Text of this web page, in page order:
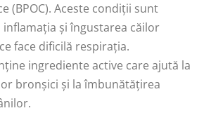
(BPOC). Aceste condiții sunt
și îngustarea căilor
face dificilă respirația.
ingrediente active care ajută la
bronșici și la îmbunătățirea